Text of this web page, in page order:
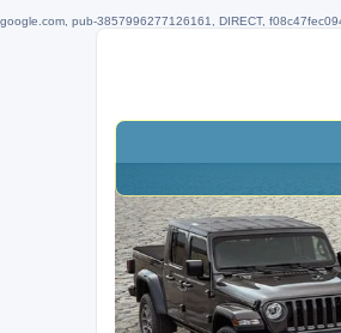
google.com, pub-3857996277126161, DIRECT,